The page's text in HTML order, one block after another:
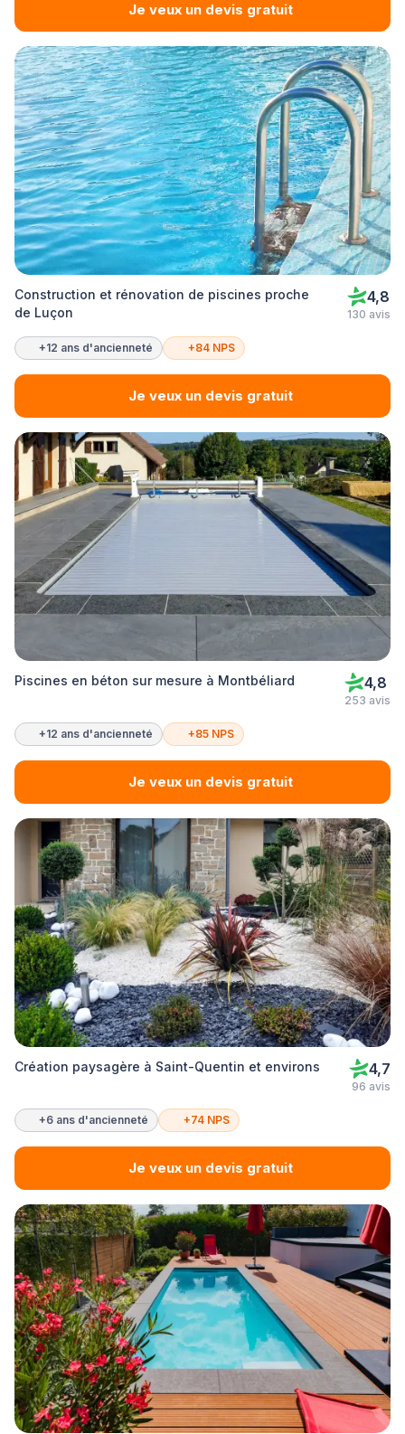
Je veux un devis gratuit
Construction et rénovation de piscines proche
de Luçon
4,8
130 avis
+12 ans d'ancienneté +84 NPS
Je veux un devis gratuit
Piscines en béton sur mesure à Montbéliard 4,8
253 avis
+12 ans d'ancienneté +85 NPS
Je veux un devis gratuit
Création paysagère à Saint-Quentin et environs 4,7
96 avis
+6 ans d'ancienneté +74 NPS
Je veux un devis gratuit